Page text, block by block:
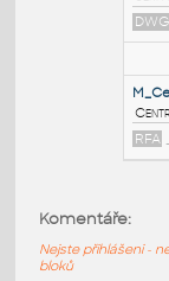
Komentáře:
Nejste přihlášeni -
bloků